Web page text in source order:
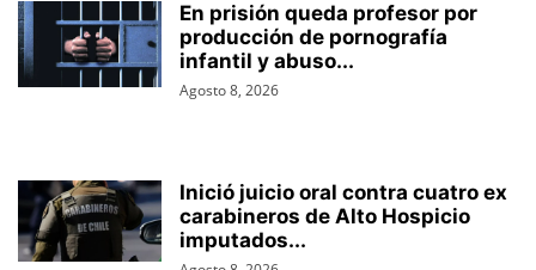
En prisión queda profesor por
producción de pornografía
infantil y abuso...
Agosto 8, 2026
Inició juicio oral contra cuatro ex
carabineros de Alto Hospicio
imputados...